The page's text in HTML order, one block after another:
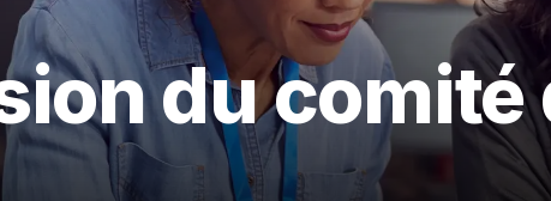
du comité